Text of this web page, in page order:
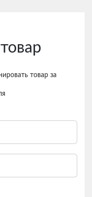
товар за